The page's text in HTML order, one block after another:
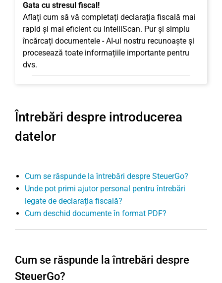
Gata cu stresul fiscal!
Aflați cum să vă completați declarația fiscală mai
rapid și mai eficient cu IntelliScan. Pur și simplu
încărcați documentele - AI-ul nostru recunoaște și
procesează toate informațiile importante pentru
dvs.
Întrebări despre introducerea
datelor
Cum se răspunde la întrebări despre SteuerGo?
Unde pot primi ajutor personal pentru întrebări
legate de declarația fiscală?
Cum deschid documente în format PDF?
Cum se răspunde la întrebări despre
SteuerGo?